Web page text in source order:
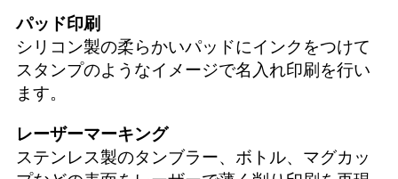
パッド印刷
シリコン製の柔らかいパッドにインクをつけて
スタンプのようなイメージで名入れ印刷を行い
ます。
レーザーマーキング
ステンレス製のタンブラー、ボトル、マグカッ